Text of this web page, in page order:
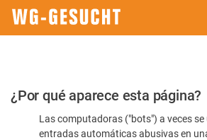
Por
favor,
confirme
¿Por qué aparece esta página?
Las computadoras ("bots") a veces
entradas automáticas abusivas en